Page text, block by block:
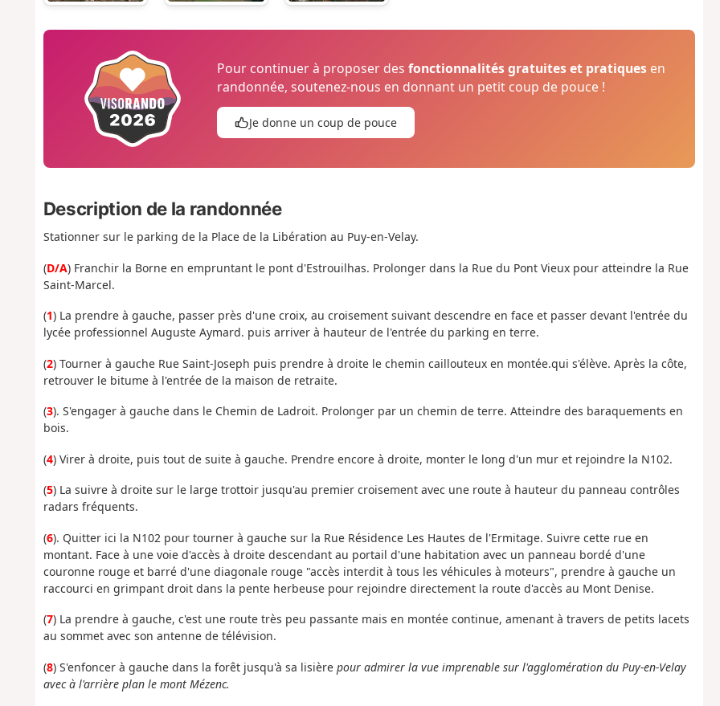
Pour continuer à proposer desfonctionnalités gratuites et pratiques en
randonnée, soutenez-nous en donnant un petit coup de pouce !
Je donne un coup de pouce
Description de la randonnée
Stationner sur le parking de la Place de la Libération au Puy-en-Velay.
(D/A) Franchir la Borne en empruntant le pont d'Estrouilhas. Prolonger dans la Rue du Pont Vieux pour atteindre la Rue
Saint-Marcel.
(1) La prendre à gauche, passer près d'une croix, au croisement suivant descendre en face et passer devant l'entrée du
lycée professionnel Auguste Aymard. puis arriver à hauteur de l'entrée du parking en terre.
(2) Tourner à gauche Rue Saint-Joseph puis prendre à droite le chemin caillouteux en montée.qui s'élève. Après la côte,
retrouver le bitume à l'entrée de la maison de retraite.
(3). S'engager à gauche dans le Chemin de Ladroit. Prolonger par un chemin de terre. Atteindre des baraquements en
bois.
(4) Virer à droite, puis tout de suite à gauche. Prendre encore à droite, monter le long d'un mur et rejoindre la N102.
(5) La suivre à droite sur le large trottoir jusqu'au premier croisement avec une route à hauteur du panneau contrôles
radars fréquents.
(6). Quitter ici la N102 pour tourner à gauche sur la Rue Résidence Les Hautes de l'Ermitage. Suivre cette rue en
montant. Face à une voie d'accès à droite descendant au portail d'une habitation avec un panneau bordé d'une
couronne rouge et barré d'une diagonale rouge "accès interdit à tous les véhicules à moteurs", prendre à gauche un
raccourci en grimpant droit dans la pente herbeuse pour rejoindre directement la route d'accès au Mont Denise.
(7) La prendre à gauche, c'est une route très peu passante mais en montée continue, amenant à travers de petits lacets
au sommet avec son antenne de télévision.
(8) S'enfoncer à gauche dans la forêt jusqu'à sa lisière pour admirer la vue imprenable sur l'agglomération du Puy-en-Velay
avec à l'arrière plan le mont Mézenc.